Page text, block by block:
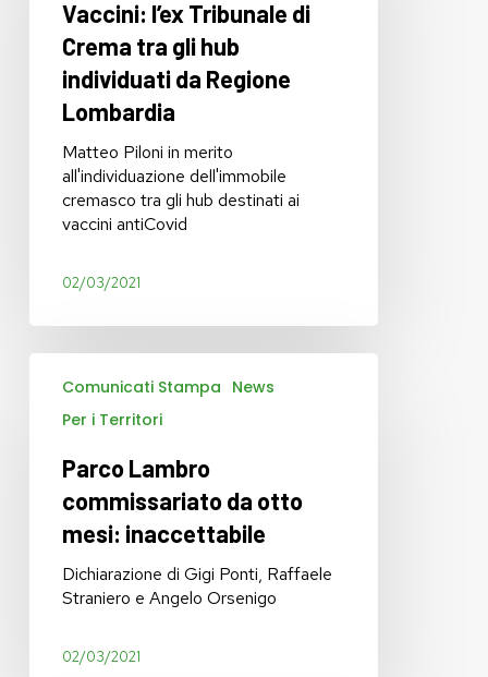
Crema
individuati
Regione
Lombardia
Vaccini: l’ex Tribunale di
Crema tra gli hub
individuati da Regione
Lombardia
Matteo Piloni in merito
all'individuazione dell'immobile
cremasco tra gli hub destinati ai
vaccini antiCovid
02/03/2021
Lambro
commissariato
mesi:
inaccettabile
Comunicati Stampa News
Per i Territori
Parco Lambro
commissariato da otto
mesi: inaccettabile
Dichiarazione di Gigi Ponti, Raffaele
Straniero e Angelo Orsenigo
02/03/2021